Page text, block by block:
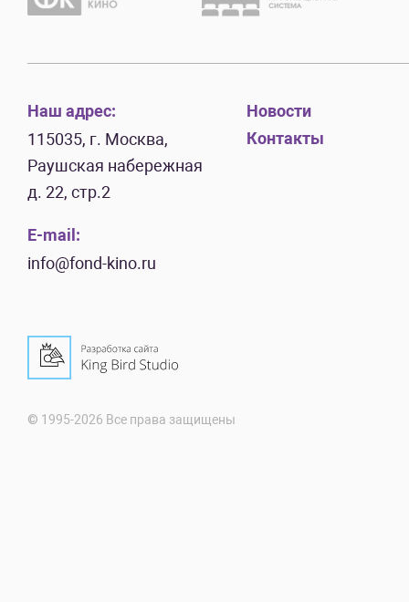
Наш адрес:
115035, г. Москва,
Раушская набережная
д. 22, стр.2
E-mail:
info@fond-kino.ru
Новости
Контакты
© 1995-2026 Все права защищены